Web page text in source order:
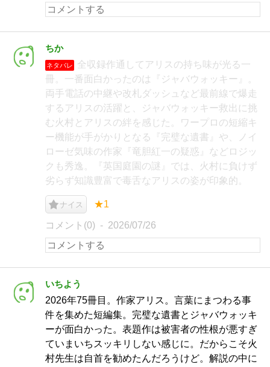
ちか
ネタバレ
全収録作通してアリスの持ち味が光る一
冊。一番面白かったのは『ジャバウォッキー』。
両手電話の中継や改札ダッシュなど最前線で爆走
するアリスの活躍と、ジャバウォッキー救出に挑
む火村とアリスの絆を感じた。​ワープロの短縮キ
ー機能が手がかりとなる『完璧な遺書』や、ノイ
ローゼ気味の作家『竜胆紅一の疑惑』などロジッ
クも秀逸。『英国庭園の謎』では、火村に負けず
劣らず知識豊富で毒舌なアリスの姿が印象的。
ナイス ★1
コメント(0) 2026/07/26
いちよう
2026年75冊目。作家アリス。言葉にまつわる事
件を集めた短編集。完璧な遺書とジャバウォッキ
ーが面白かった。表題作は被害者の性根が悪すぎ
ていまいちスッキリしない感じに。だからこそ火
村先生は自首を勧めたんだろうけど。解説の中に